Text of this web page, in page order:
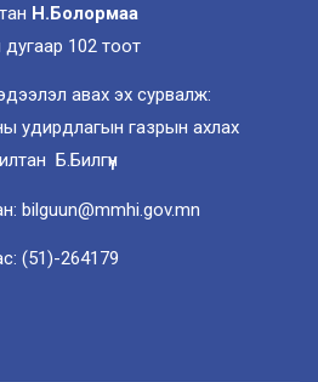
Н.Болормаа
102 тоот
авах эх сурвалж:
удирдлагын газрын ахлах
Б.Билгүүн
bilguun@mmhi.gov.mn
(51)-264179